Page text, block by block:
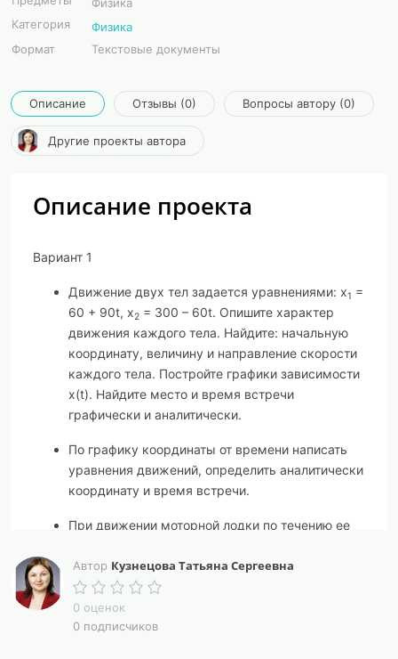
Категория
Физика
Формат
Текстовые документы
Описание Отзывы (0) Вопросы автору (0)
Другие проекты автора
Описание проекта
Вариант 1
Движение двух тел задается уравнениями: х1 =
60 + 90t, х2 = 300 – 60t. Опишите характер
движения каждого тела. Найдите: начальную
координату, величину и направление скорости
каждого тела. Постройте графики зависимости
х(t). Найдите место и время встречи
графически и аналитически.
По графику координаты от времени написать
уравнения движений, определить аналитически
координату и время встречи.
При движении моторной лодки по течению ее
движении против течения 6 м/с. Определите
скорость лодки в стоячей воде.
Пловец, двигаясь относительно воды
Автор Кузнецова Татьяна Сергеевна
0 оценок
0 подписчиков